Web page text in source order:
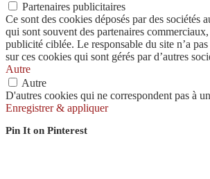
Partenaires publicitaires
Ce sont des cookies déposés par des sociétés
qui sont souvent des partenaires
publicité ciblée. Le responsable du site n’a
sur ces cookies qui sont gérés par d’autres
Autre
Autre
D'autres cookies qui ne correspondent pas à
Enregistrer & appliquer
Pin It on Pinterest